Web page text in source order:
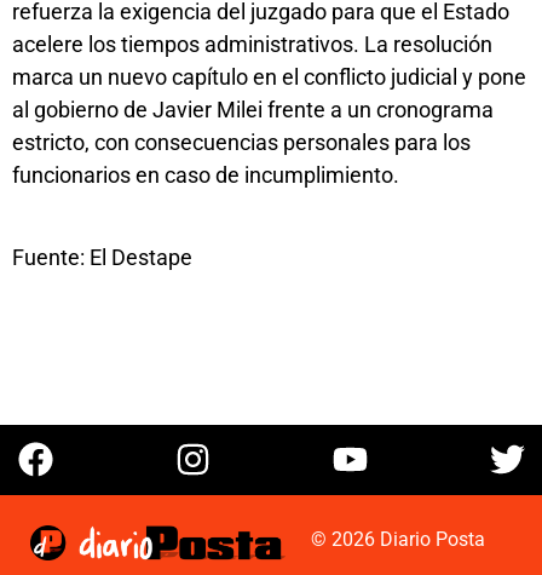
refuerza la exigencia del juzgado para que el Estado
acelere los tiempos administrativos. La resolución
marca un nuevo capítulo en el conflicto judicial y pone
al gobierno de Javier Milei frente a un cronograma
estricto, con consecuencias personales para los
funcionarios en caso de incumplimiento.
Fuente: El Destape
© 2026 Diario Posta